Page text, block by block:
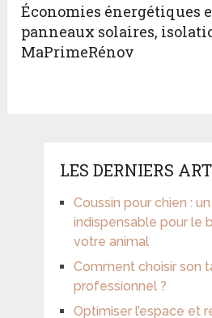
Économies énergétiques
panneaux solaires,
MaPrimeRénov
LES DERNIERS
Coussin pour chien :
indispensable pour le
votre animal
Comment choisir son
professionnel ?
Optimiser l’espace et